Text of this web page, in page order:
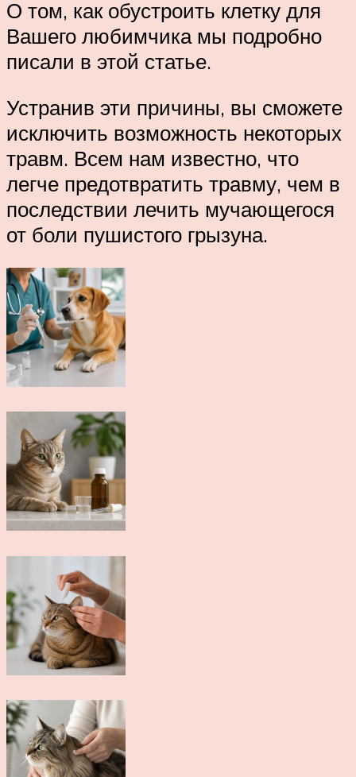
О том, как обустроить клетку для
Вашего любимчика мы подробно
писали в этой статье.
Устранив эти причины, вы сможете
исключить возможность некоторых
травм. Всем нам известно, что
легче предотвратить травму, чем в
последствии лечить мучающегося
от боли пушистого грызуна.